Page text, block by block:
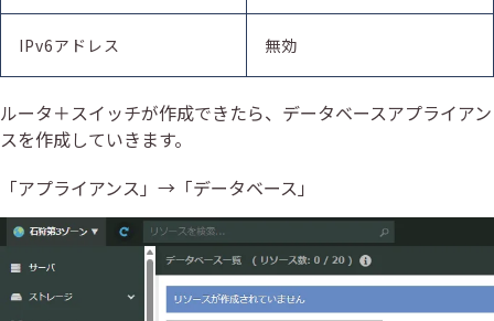
IPv6アドレス 無効
ルータ＋スイッチが作成できたら、データベースアプライアン
スを作成していきます。
「アプライアンス」→「データベース」